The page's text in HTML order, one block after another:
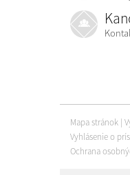
Mapa stránok |
Vyhlásenie o
Ochrana